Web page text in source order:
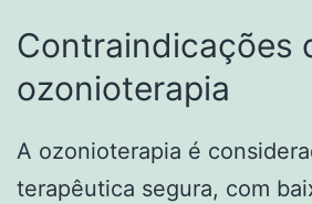
Contraindicações
ozonioterapia
A ozonioterapia é
terapêutica segura, com